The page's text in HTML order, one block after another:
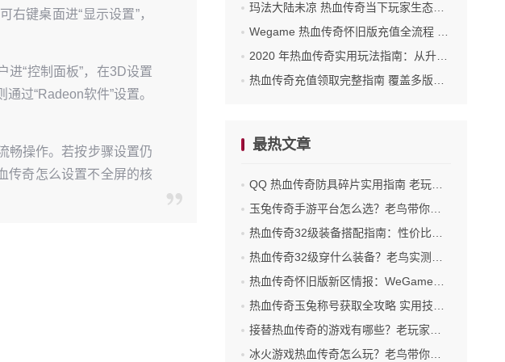
键桌面进“显示设置”，
“控制面板”，在3D设置
过“Radeon软件”设置。
畅操作。若按步骤设置仍
传奇怎么设置不全屏的核
玛法大陆未凉 热血传奇当下玩家生态与玩法指南
Wegame 热血传奇怀旧版充值全流程 新手也能轻松上手
2020 年热血传奇实用玩法指南：从升级到打宝的实战思路
热血传奇充值领取完整指南 覆盖多版本实操流程
最热文章
QQ 热血传奇防具碎片实用指南 老玩家带你摸清核心用途
玉兔传奇手游平台怎么选？老鸟带你摸清靠谱渠道
热血传奇32级装备搭配指南：性价比与战力的双重考量
热血传奇32级穿什么装备？老鸟实测性价比之选
热血传奇怀旧版新区情报：WeGame玩家必知的开服信号与备战指南
热血传奇玉兔称号获取全攻略 实用技巧助你轻松解锁
接替热血传奇的游戏有哪些？老玩家实测推荐
冰火游戏热血传奇怎么玩？老鸟带你从新手到沙城的进阶之路